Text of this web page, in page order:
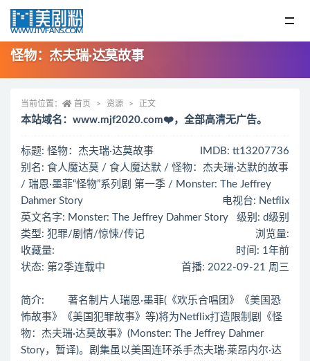
怪物：杰夫瑞·达莫故事
当前位置： 首页 资源 正文
本站域名：www.mjf2020.com❤️，全部高清无广告。
标题: 怪物：杰夫瑞·达莫故事
IMDB: tt13207736
别名: 食人魔达莫 / 食人魔达默 / 怪物：杰夫瑞·达默的故事
/ 瑞恩·墨菲“怪物”系列剧 第一季 / Monster: The Jeffrey
Dahmer Story
电视台: Netflix
英文名字: Monster: The Jeffrey Dahmer Story
级别: d级别
类型: 犯罪/剧情/惊悚/传记
浏览量:
收藏量:
时间: 1年前
状态: 第2季连载中
首播: 2022-09-21 周三
简介: 著名制片人瑞恩·墨菲(《欢乐合唱团》《美国恐
怖故事》《美国犯罪故事》等)将为Netflix打造限制剧《怪
物：杰夫瑞·达莫故事》(Monster: The Jeffrey Dahmer
Story，暂译)。剧集虽以美国连环杀手杰夫瑞·莱昂内尔·达